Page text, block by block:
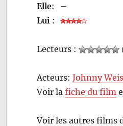
Elle:
–
Lui :
Lecteurs :
Acteurs:Johnny
Voir lafiche du film
Voir les autres films